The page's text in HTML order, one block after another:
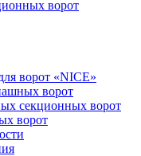
ворот
ворот «NICE»
ворот
секционных ворот
ворот